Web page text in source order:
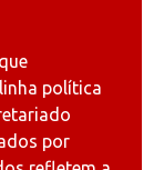
política
por